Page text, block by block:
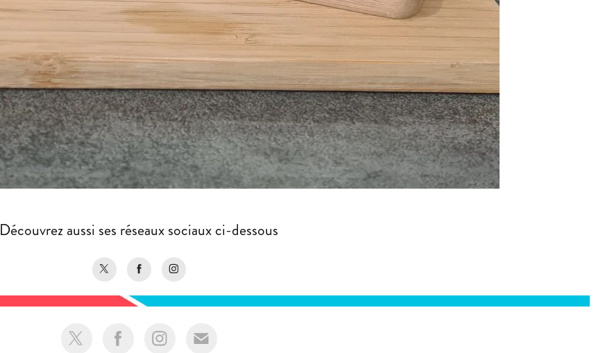
Découvrez aussi ses réseaux sociaux ci-dessous